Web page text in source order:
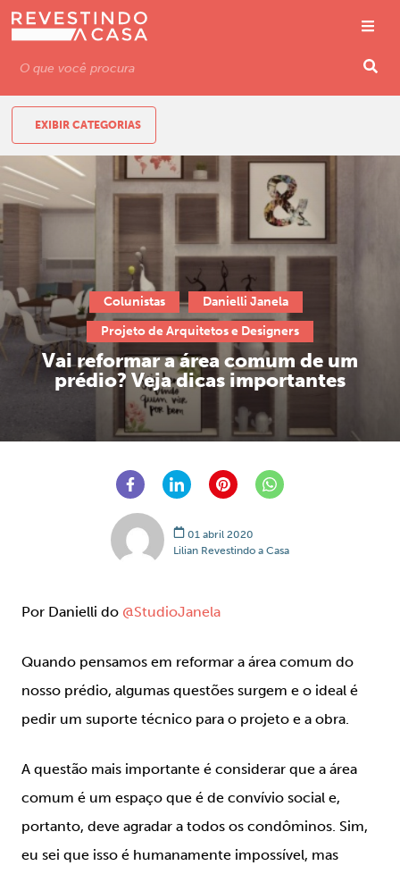
EXIBIR CATEGORIAS
Colunistas
Danielli Janela
Projeto de Arquitetos e Designers
Vai reformar a área comum de um
prédio? Veja dicas importantes
01 abril 2020
Lilian Revestindo a Casa
Por Danielli do @StudioJanela
Quando pensamos em reformar a área comum do
nosso prédio, algumas questões surgem e o ideal é
pedir um suporte técnico para o projeto e a obra.
A questão mais importante é considerar que a área
comum é um espaço que é de convívio social e,
portanto, deve agradar a todos os condôminos. Sim,
eu sei que isso é humanamente impossível, mas